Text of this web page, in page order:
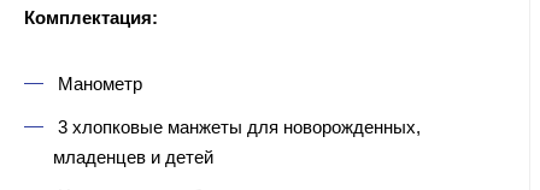
Комплектация:
Манометр
3 хлопковые манжеты для новорожденных,
младенцев и детей